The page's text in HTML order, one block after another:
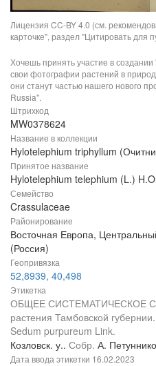
Лицензия CC-BY 4.0 (см.
карточке", раздел "Цитировать для
Хочешь принять участие в
свои фотографии растений в
они станут частью нашего нового
Russia".
Штрихкод
MW0378624
Название в коллекции
Hylotelephium triphyllum
Принятое название
Hylotelephium telephium (L.)
Семейство
Crassulaceae
Районирование
Восточная Европа,
(Россия)
Геопривязка
52,8939, 40,498
Этикетка
ОБЩЕЕ СИСТЕМАТИЧЕСКОЕ
растения Тамбовской губернии.
Sedum purpureum Link.
Козловск. у.. Собр. А.
Дата ввода этикетки 16.02.2023